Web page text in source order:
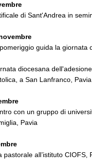
di Sant'Andrea in
guida la giornata
diocesana
a San Lanfranco, Pavia
con un gruppo di
Pavia
pastorale all’istituto CIOFS,